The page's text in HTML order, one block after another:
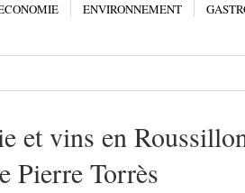
ENVIRONNEMENT
et vins en
Pierre Torrès